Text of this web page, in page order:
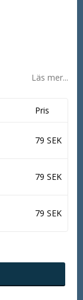
Läs mer...
Pris
79 SEK
79 SEK
79 SEK